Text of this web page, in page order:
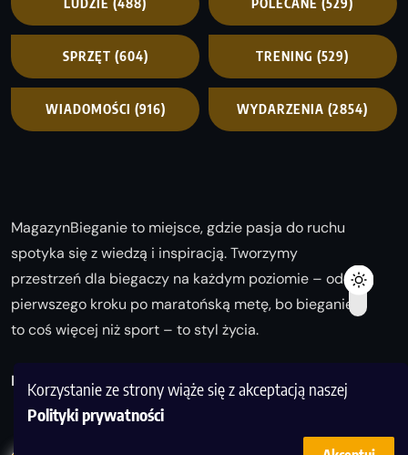
Korzystanie ze strony wiąże się z akceptacją naszej
Polityki prywatności
SPRZĘT (604) TRENING (529)
WIADOMOŚCI (916) WYDARZENIA (2854)
MagazynBieganie to miejsce, gdzie pasja do ruchu
spotyka się z wiedzą i inspiracją. Tworzymy
przestrzeń dla biegaczy na każdym poziomie – od
pierwszego kroku po maratońską metę, bo bieganie
to coś więcej niż sport – to styl życia.
Biegaj z nami i odkrywaj swoją najlepszą wersję!